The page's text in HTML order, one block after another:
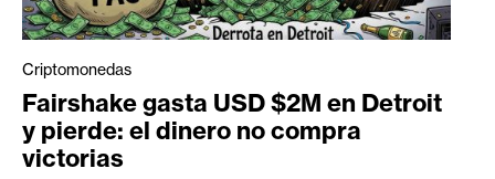
Criptomonedas
Fairshake gasta USD $2M en Detroit
y pierde: el dinero no compra
victorias